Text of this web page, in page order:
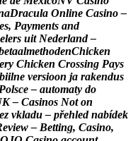
aDracula Online Casino –
es, Payments and
elers uit Nederland –
etaalmethodenChicken
ery Chicken Crossing Pays
biilne versioon ja rakendus
Polsce – automaty do
K – Casinos Not on
ez vkladu – přehled nabídek
eview – Betting, Casino,